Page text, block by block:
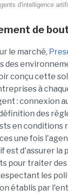
d'intelligence
de
le marché,
des
conçu cette
à
: connexion
des
en conditions
une fois
est d'assurer la
pour traiter des
les
établis par